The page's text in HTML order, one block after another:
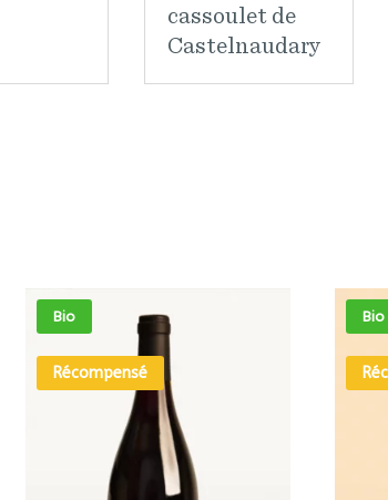
cassoulet de
Castelnaudary
Bio
Récompensé
Bio